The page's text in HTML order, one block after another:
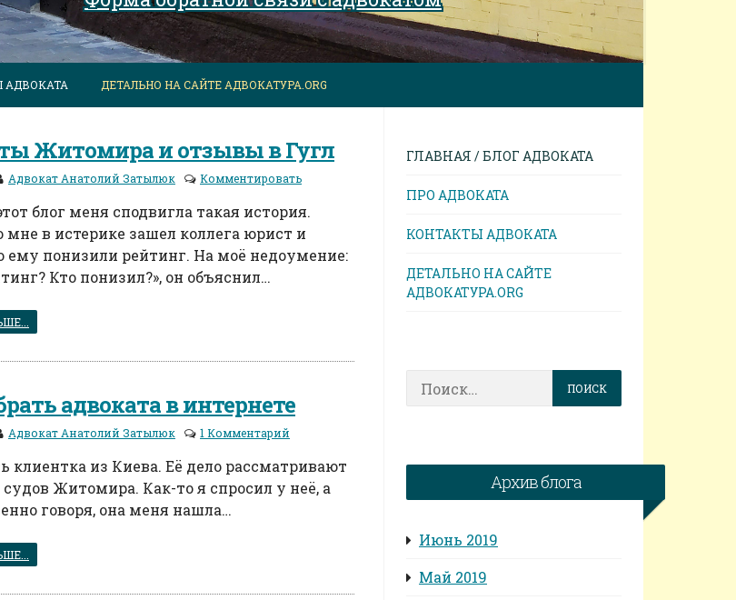
АДВОКАТА ДЕТАЛЬНО НА САЙТЕ АДВОКАТУРА.ORG
Житомира и отзывы в Гугл
Адвокат Анатолий Затылюк Комментировать
блог меня сподвигла такая история.
мне в истерике зашел коллега юрист и
ему понизили рейтинг. На моё недоумение:
Кто понизил?», он объяснил…
адвоката в интернете
Адвокат Анатолий Затылюк 1 Комментарий
клиентка из Киева. Её дело рассматривают
Житомира. Как-то я спросил у неё, а
говоря, она меня нашла…
ГЛАВНАЯ / БЛОГ АДВОКАТА
ПРО АДВОКАТА
КОНТАКТЫ АДВОКАТА
ДЕТАЛЬНО НА САЙТЕ
АДВОКАТУРА.ORG
Найти:
Архив блога
Июнь 2019
Май 2019